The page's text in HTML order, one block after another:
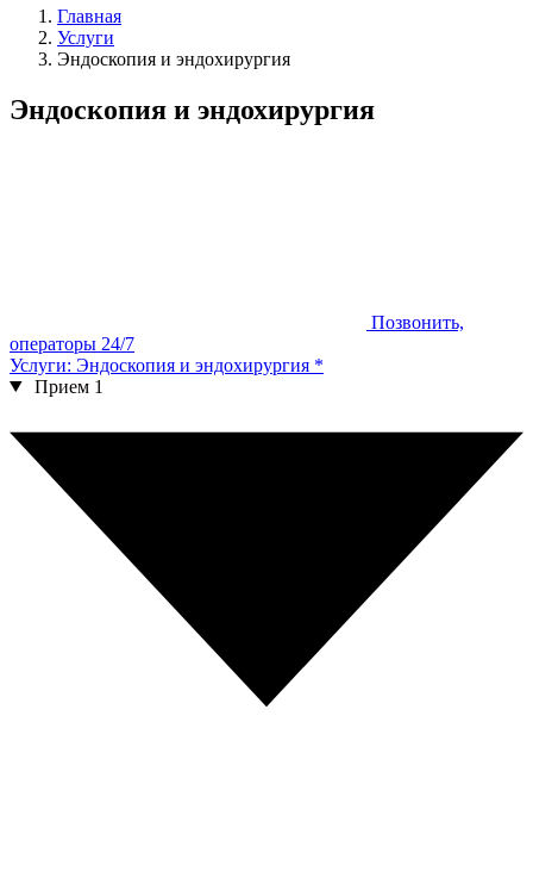
Главная
Услуги
Эндоскопия и эндохирургия
Эндоскопия и эндохирургия
Позвонить,
операторы 24/7
Услуги: Эндоскопия и эндохирургия *
Прием 1